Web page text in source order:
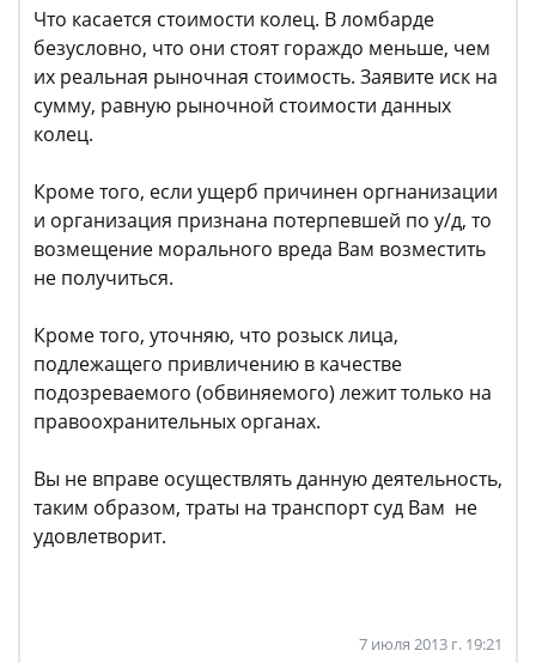
Что касается стоимости колец. В ломбарде
безусловно, что они стоят гораждо меньше, чем
их реальная рыночная стоимость. Заявите иск на
сумму, равную рыночной стоимости данных
колец.
Кроме того, если ущерб причинен оргнанизации
и организация признана потерпевшей по у/д, то
возмещение морального вреда Вам возместить
не получиться.
Кроме того, уточняю, что розыск лица,
подлежащего привличению в качестве
подозреваемого (обвиняемого) лежит только на
правоохранительных органах.
Вы не вправе осуществлять данную деятельность,
таким образом, траты на транспорт суд Вам не
удовлетворит.
7 июля 2013 г. 19:21